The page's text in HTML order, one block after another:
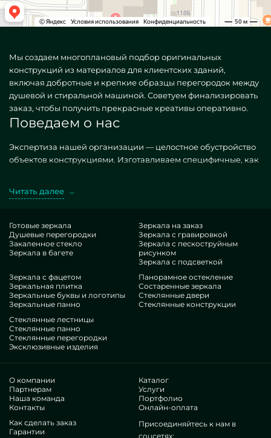
Мы создаем многоплановый подбор оригинальных
конструкций из материалов для клиентских зданий,
включая добротные и крепкие образцы перегородок между
душевой и стиральной машиной. Советуем финализировать
заказ, чтобы получить прекрасные креативы оперативно.
Поведаем о нас
Экспертиза нашей организации — целостное обустройство
объектов конструкциями. Изготавливаем специфичные, как
душевой и стиральной машиной. Закупая аналогичные
чувствуете, что это конкурентный товар, с оптимальной
тарификацией, не поддающийся похожим альтернативам.
Если вы вознамериваетесь обустроить свои дома, дать им
изящества, персонализации, обязательно проанализируйте
наши произведения, от перегородок между душевой и
стиральной машиной и до разноплановых аксессуаров.
Достоинства нашей фирмы
В нашем коллективе — мастера весьма разнокалиберных
направлений. У всех достаточные талант, что обрадует даже
придирчивых лиц. Часто трудятся над совершенствованием
мастерских способностей, анализируют, как действовать в
сложных ситуациях. Подготовят и скомпонуют Перегородки
между душевой и стиральной машиной безупречно.
Завоевали уважение сотен лидирующих бизнесов и
физических приобретателей. Тысячи приятных реакций
—ознакомьтесь собственноручно.
Существуем без агентов, это помогает
Читать далее
Готовые зеркала
Душевые перегородки
Закаленное стекло
Зеркала в багете
Зеркала на заказ
Зеркала с гравировкой
Зеркала с пескоструйным
рисунком
Зеркала с подсветкой
Зеркала с фацетом
Зеркальная плитка
Зеркальные буквы и логотипы
Зеркальные панно
Панорамное остекление
Состаренные зеркала
Стеклянные двери
Стеклянные конструкции
Стеклянные лестницы
Стеклянные панно
Стеклянные перегородки
Эксклюзивные изделия
О компании
Партнерам
Наша команда
Контакты
Каталог
Услуги
Портфолио
Онлайн-оплата
Как сделать заказ
Гарантии
Присоединяйтесь к нам в
соцсетях: